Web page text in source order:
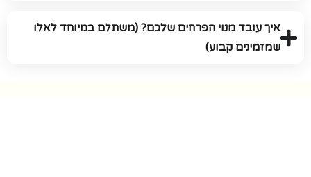
איך עובד מנוי הפרחים שלכם? (משתלם במיוחד לאלו
שמזמינים קבוע)